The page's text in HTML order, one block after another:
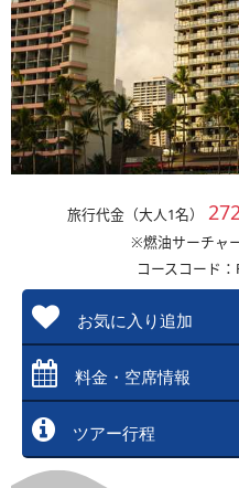
旅行代金（大人1名）
※燃油サーチャ
コースコード
お気に入り追加
料金・空席情報
ツアー行程